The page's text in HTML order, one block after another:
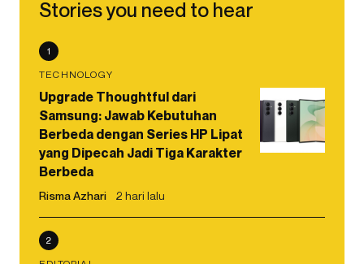
Stories you need to hear
1
TECHNOLOGY
Upgrade Thoughtful dari
Samsung: Jawab Kebutuhan
Berbeda dengan Series HP Lipat
yang Dipecah Jadi Tiga Karakter
Berbeda
Risma Azhari 2 hari lalu
2